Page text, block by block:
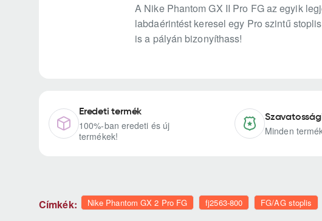
A Nike Phantom GX II Pro FG az egyik
labdaérintést keresel egy Pro szintű
is a pályán bizonyíthass!
Eredeti termék
100%-ban eredeti és új
termékek!
Minden
Címkék: Nike Phantom GX 2 Pro FG fj2563-800 FG/AG stoplis